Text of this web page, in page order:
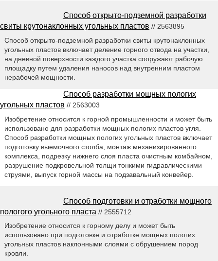
Способ открыто-подземной разработки
свиты крутонаклонных угольных пластов // 2563895
Способ открыто-подземной разработки свиты крутонаклонных
угольных пластов включает деление горного отвода на участки,
на дневной поверхности каждого участка сооружают рабочую
площадку путем удаления наносов над внутренним пластом
нерабочей мощности.
Способ разработки мощных пологих
угольных пластов // 2563003
Изобретение относится к горной промышленности и может быть
использовано для разработки мощных пологих пластов угля.
Способ разработки мощных пологих угольных пластов включает
подготовку выемочного столба, монтаж механизированного
комплекса, подрезку нижнего слоя пласта очистным комбайном,
разрушение подкровельной толщи тонкими гидравлическими
струями, выпуск горной массы на подзавальный конвейер.
Способ подготовки и отработки мощного
пологого угольного пласта // 2555712
Изобретение относится к горному делу и может быть
использовано при подготовке и отработке мощных пологих
угольных пластов наклонными слоями с обрушением пород
кровли.